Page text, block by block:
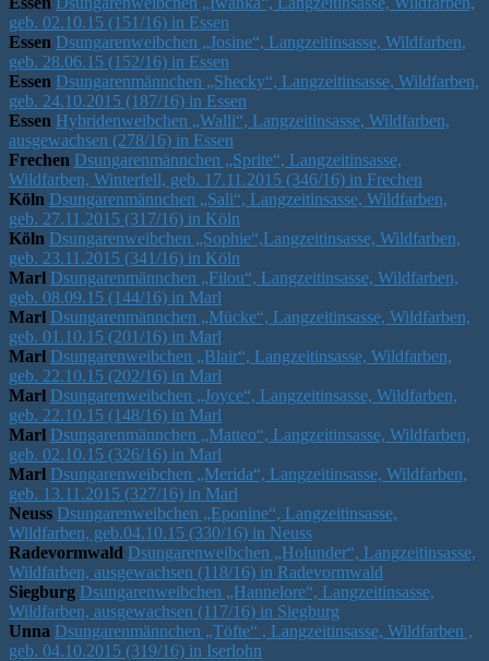
geb. 02.10.15 (151/16) in Essen
Essen Dsungarenweibchen „Josine“, Langzeitinsasse, Wildfarben,
geb. 28.06.15 (152/16) in Essen
Essen Dsungarenmännchen „Shecky“, Langzeitinsasse, Wildfarben,
geb. 24.10.2015 (187/16) in Essen
Essen Hybridenweibchen „Walli“, Langzeitinsasse, Wildfarben,
ausgewachsen (278/16) in Essen
Frechen Dsungarenmännchen „Sprite“, Langzeitinsasse,
Wildfarben, Winterfell, geb. 17.11.2015 (346/16) in Frechen
Köln Dsungarenmännchen „Sali“, Langzeitinsasse, Wildfarben,
geb. 27.11.2015 (317/16) in Köln
Köln Dsungarenweibchen „Sophie“,Langzeitinsasse, Wildfarben,
geb. 23.11.2015 (341/16) in Köln
Marl Dsungarenmännchen „Filou“, Langzeitinsasse, Wildfarben,
geb. 08.09.15 (144/16) in Marl
Marl Dsungarenmännchen „Mücke“, Langzeitinsasse, Wildfarben,
geb. 01.10.15 (201/16) in Marl
Marl Dsungarenweibchen „Blair“, Langzeitinsasse, Wildfarben,
geb. 22.10.15 (202/16) in Marl
Marl Dsungarenweibchen „Joyce“, Langzeitinsasse, Wildfarben,
geb. 22.10.15 (148/16) in Marl
Marl Dsungarenmännchen „Matteo“, Langzeitinsasse, Wildfarben,
geb. 02.10.15 (326/16) in Marl
Marl Dsungarenweibchen „Merida“, Langzeitinsasse, Wildfarben,
geb. 13.11.2015 (327/16) in Marl
Neuss Dsungarenweibchen „Eponine“, Langzeitinsasse,
Wildfarben, geb.04.10.15 (330/16) in Neuss
Radevormwald Dsungarenweibchen „Holunder“, Langzeitinsasse,
Wildfarben, ausgewachsen (118/16) in Radevormwald
Siegburg Dsungarenweibchen „Hannelore“, Langzeitinsasse,
Wildfarben, ausgewachsen (117/16) in Siegburg
Unna Dsungarenmännchen „Töfte“ , Langzeitinsasse, Wildfarben ,
geb. 04.10.2015 (319/16) in Iserlohn